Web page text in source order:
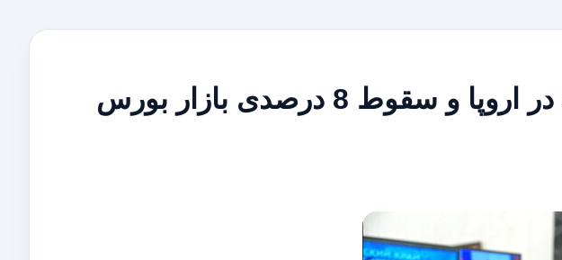
مصادره دارایی‌های روسیه در اروپا و سقوط 8 درصدی بازار بورس